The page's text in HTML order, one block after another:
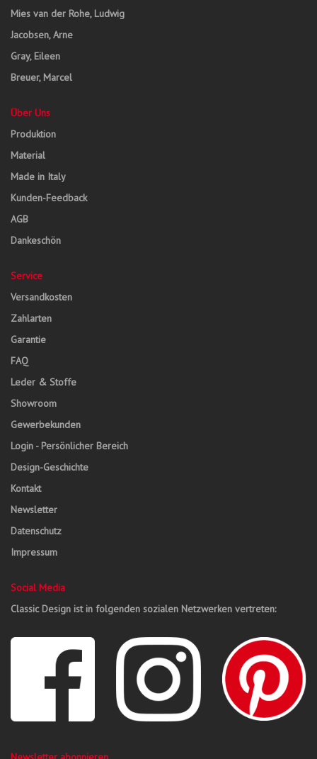
Mies van der Rohe, Ludwig
Jacobsen, Arne
Gray, Eileen
Breuer, Marcel
Über Uns
Produktion
Material
Made in Italy
Kunden-Feedback
AGB
Dankeschön
Service
Versandkosten
Zahlarten
Garantie
FAQ
Leder & Stoffe
Showroom
Gewerbekunden
Login - Persönlicher Bereich
Design-Geschichte
Kontakt
Newsletter
Datenschutz
Impressum
Social Media
Classic Design ist in folgenden sozialen Netzwerken vertreten: